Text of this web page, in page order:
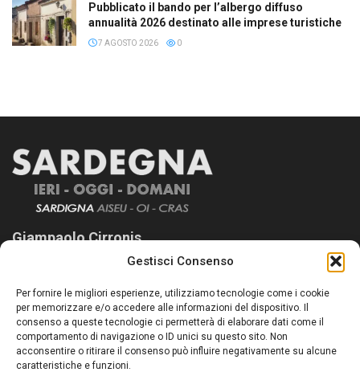
Gestisci Consenso
Per fornire le migliori esperienze, utilizziamo tecnologie come i cookie
per memorizzare e/o accedere alle informazioni del dispositivo. Il
consenso a queste tecnologie ci permetterà di elaborare dati come il
comportamento di navigazione o ID unici su questo sito. Non
acconsentire o ritirare il consenso può influire negativamente su alcune
caratteristiche e funzioni.
Pubblicato il bando per l’albergo diffuso
annualità 2026 destinato alle imprese turistiche
7 AGOSTO 2026 0
Giampaolo Cirronis
Sardegna Ieri-Oggi-Domani nasce per informare “liberamente” i
lettori su quanto accade in Sardegna, con un occhio rivolto al
nostro passato e, soprattutto, al nostro futuro
Follow Us